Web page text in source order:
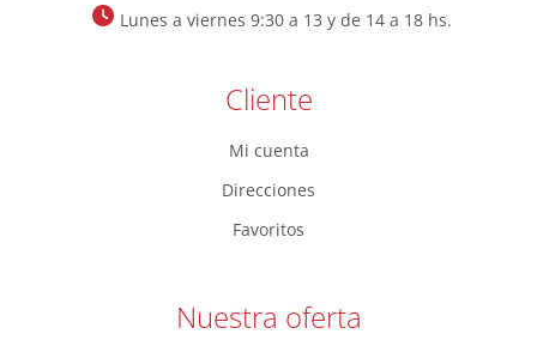
Lunes a viernes 9:30 a 13 y de 14 a 18 hs.
Cliente
Mi cuenta
Direcciones
Favoritos
Nuestra oferta